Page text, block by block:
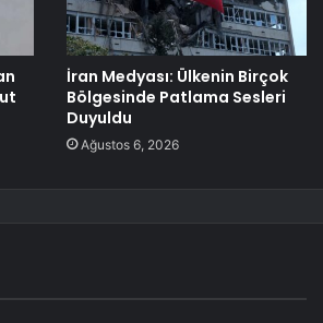
İran Medyası: Ülkenin Birçok
Bölgesinde Patlama Sesleri
Duyuldu
Ağustos 6, 2026